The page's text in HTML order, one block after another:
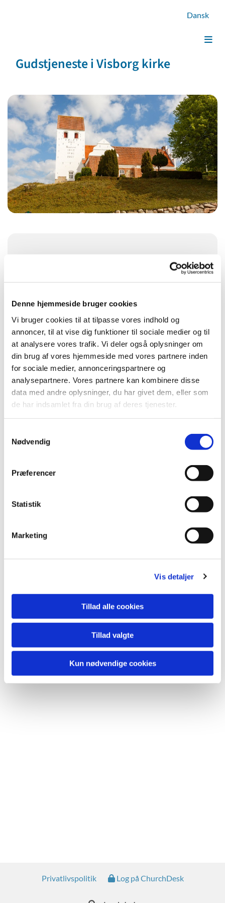
Denne hjemmeside bruger cookies
Vi bruger cookies til at tilpasse vores indhold og
annoncer, til at vise dig funktioner til sociale medier og til
at analysere vores trafik. Vi deler også oplysninger om
din brug af vores hjemmeside med vores partnere inden
for sociale medier, annonceringspartnere og
analysepartnere. Vores partnere kan kombinere disse
data med andre oplysninger, du har givet dem, eller som
de har indsamlet fra din brug af deres tjenester.
Nødvendig
Præferencer
Statistik
Marketing
Vis detaljer
Tillad alle cookies
Tillad valgte
Kun nødvendige cookies
Dansk
Gudstjeneste i Visborg kirke
9560 Hadsund
Præst Jannie Nedergaard Fries
Du vil måske også kunne lide...
Privatlivspolitik Log på ChurchDesk